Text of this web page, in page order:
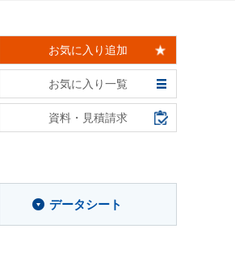
お気に入り追加
お気に入り一覧
資料・見積請求
データシート